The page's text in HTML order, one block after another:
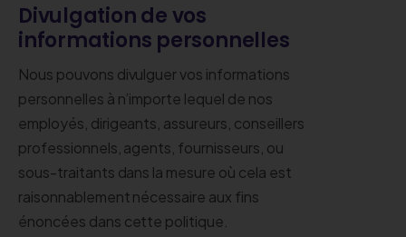
Divulgation de vos
informations personnelles
Nous pouvons divulguer vos informations
personnelles à n’importe lequel de nos
employés, dirigeants, assureurs, conseillers
professionnels, agents, fournisseurs, ou
sous-traitants dans la mesure où cela est
raisonnablement nécessaire aux fins
énoncées dans cette politique.